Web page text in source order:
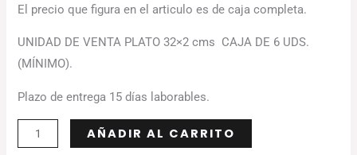
El precio que figura en el articulo es de caja completa.
UNIDAD DE VENTA PLATO 32×2 cms CAJA DE 6 UDS.
(MÍNIMO).
Plazo de entrega 15 días laborables.
AÑADIR AL CARRITO